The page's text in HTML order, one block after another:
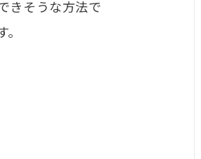
きそうな方法で